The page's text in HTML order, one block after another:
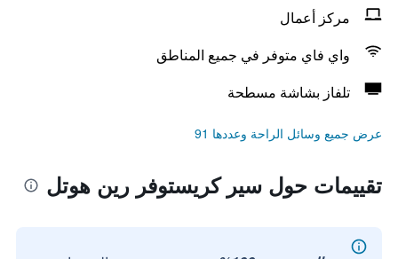
مركز أعمال
واي فاي متوفر في جميع المناطق
تلفاز بشاشة مسطحة
عرض جميع وسائل الراحة وعددها 91
تقييمات حول سير كريستوفر رين هوتل